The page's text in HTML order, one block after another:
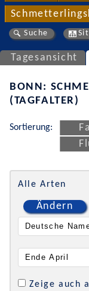
Suche
Tagesansicht
BONN:
(TAGFALTER)
Sortierung:
Alle Arten
Ändern
Zeige auch